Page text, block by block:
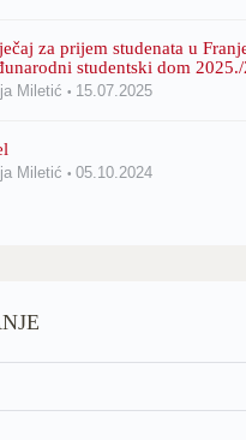
za prijem studenata u
studentski dom
Miletić 15.07.2025
Miletić 05.10.2024